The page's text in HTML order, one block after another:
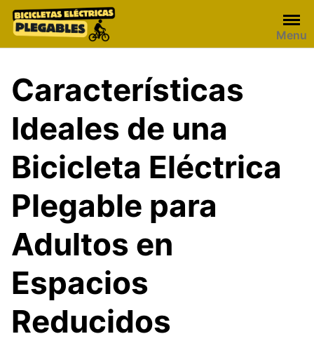
Skip
Menu
Características
Ideales de una
Bicicleta Eléctrica
Plegable para
Adultos en
Espacios
Reducidos